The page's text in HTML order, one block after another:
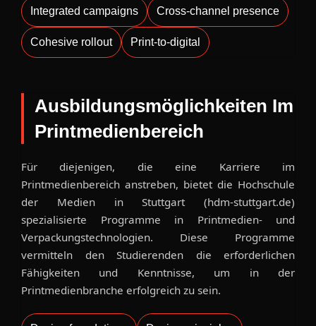
Integrated campaigns Cross-channel presence
Cohesive rollout Print-to-digital
Ausbildungsmöglichkeiten Im
Printmedienbereich
Für diejenigen, die eine Karriere im
Printmedienbereich anstreben, bietet die Hochschule
der Medien in Stuttgart (hdm-stuttgart.de)
spezialisierte Programme in Printmedien- und
Verpackungstechnologien. Diese Programme
vermitteln den Studierenden die erforderlichen
Fähigkeiten und Kenntnisse, um in der
Printmedienbranche erfolgreich zu sein.